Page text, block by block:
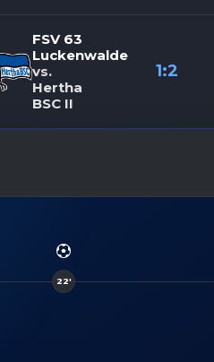
FSV 63
Luckenwalde
vs.
Hertha
BSC II
1:2
22'